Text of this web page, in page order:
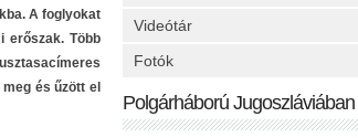
A foglyokat
erőszak. Több
és űzött el
Videótár
Fotók
Polgárháború Jugoszláviában